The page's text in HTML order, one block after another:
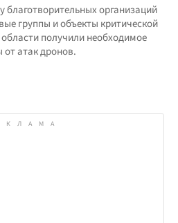
благотворительных организаций
группы и объекты критической
получили необходимое
атак дронов.